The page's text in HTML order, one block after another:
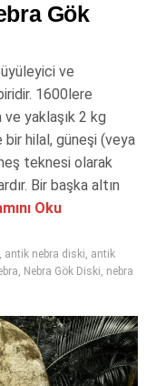
Gök
ve
1600lere
yaklaşık 2 kg
bir hilal, güneşi (veya
teknesi olarak
Bir başka altın
Oku
, antik nebra diski, antik
, Nebra Gök Diski, nebra